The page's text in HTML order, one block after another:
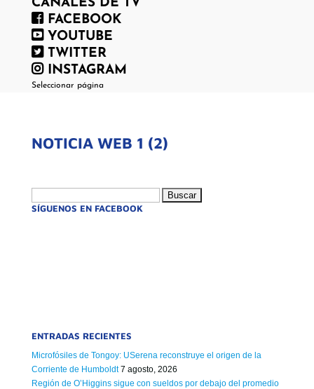
CANALES DE TV
FACEBOOK
YOUTUBE
TWITTER
INSTAGRAM
Seleccionar página
NOTICIA WEB 1 (2)
SÍGUENOS EN FACEBOOK
ENTRADAS RECIENTES
Microfósiles de Tongoy: USerena reconstruye el origen de la
Corriente de Humboldt 7 agosto, 2026
Región de O’Higgins sigue con sueldos por debajo del promedio